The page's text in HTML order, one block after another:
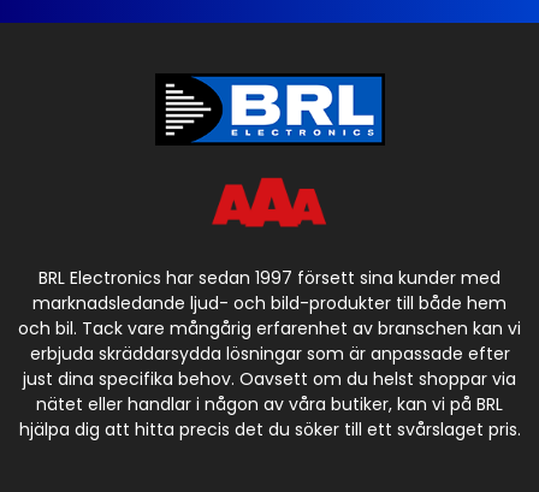
BRL Electronics har sedan 1997 försett sina kunder med
marknadsledande ljud- och bild-produkter till både hem
och bil. Tack vare mångårig erfarenhet av branschen kan vi
erbjuda skräddarsydda lösningar som är anpassade efter
just dina specifika behov. Oavsett om du helst shoppar via
nätet eller handlar i någon av våra butiker, kan vi på BRL
hjälpa dig att hitta precis det du söker till ett svårslaget pris.